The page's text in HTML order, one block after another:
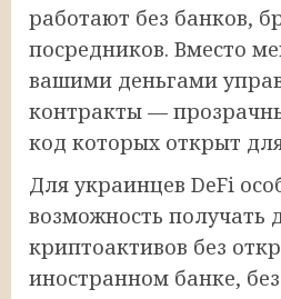
работают без банков,
посредников. Вместо
вашими деньгами
контракты —
код которых открыт
Для украинцев DeFi
возможность получать
криптоактивов без
иностранном банке,